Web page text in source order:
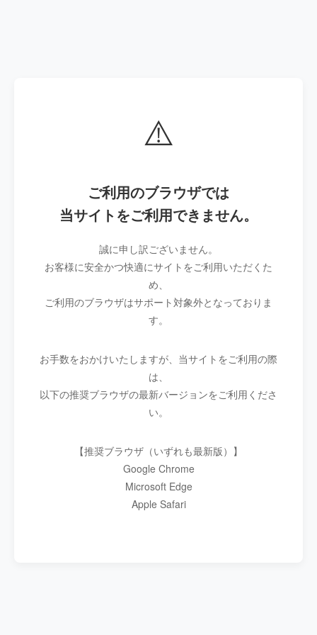
⚠️
ご利用のブラウザでは
当サイトをご利用できません。
誠に申し訳ございません。
お客様に安全かつ快適にサイトをご利用いただくた
め、
ご利用のブラウザはサポート対象外となっておりま
す。
お手数をおかけいたしますが、当サイトをご利用の際
は、
以下の推奨ブラウザの最新バージョンをご利用くださ
い。
【推奨ブラウザ（いずれも最新版）】
Google Chrome
Microsoft Edge
Apple Safari